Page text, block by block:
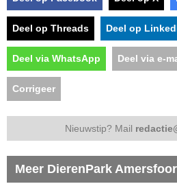
Deel op Threads Deel op
Deel via WhatsApp Deel via e-
Corrigeer
Nieuwstip? Mail
Meer DierenPark